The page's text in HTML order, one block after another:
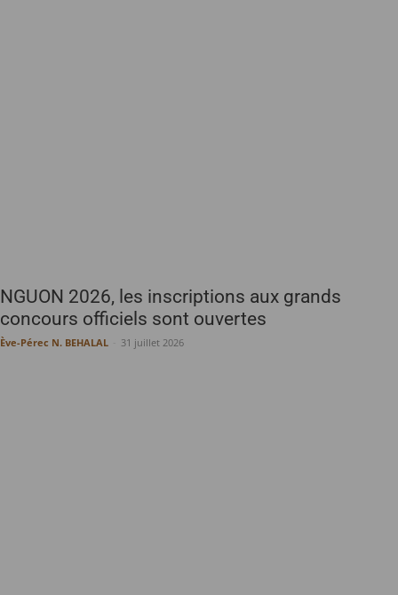
NGUON 2026, les inscriptions aux grands
concours officiels sont ouvertes
Ève-Pérec N. BEHALAL 31 juillet 2026